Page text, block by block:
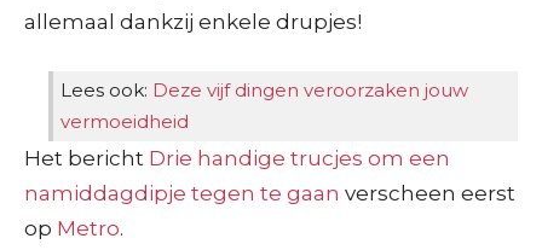
allemaal dankzij enkele drupjes!
Lees ook: Deze vijf dingen veroorzaken jouw
vermoeidheid
Het bericht Drie handige trucjes om een
namiddagdipje tegen te gaan verscheen eerst
op Metro.